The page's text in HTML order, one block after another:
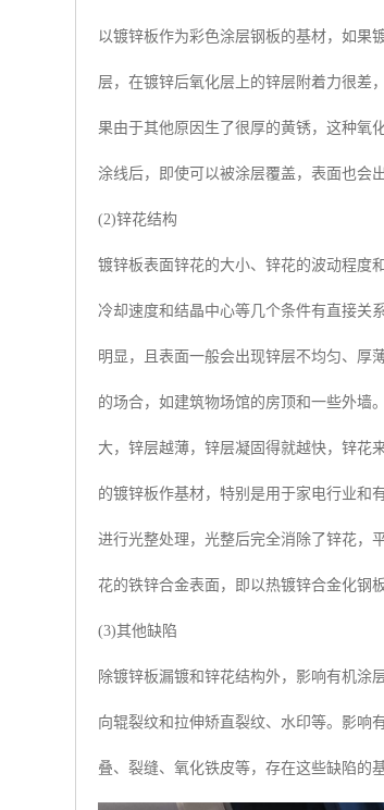
以镀锌板作为彩色涂层钢板的基材，如果
层，在镀锌后氧化层上的锌层附着力很差
果由于其他原因生了很厚的黄锈，这种氧
涂线后，即使可以被涂层覆盖，表面也会
(2)锌花结构
镀锌板表面锌花的大小、锌花的波动程度
冷却速度和结晶中心等几个条件有直接关
明显，且表面一般会出现锌层不均匀、厚
的场合，如建筑物场馆的房顶和一些外墙
大，锌层越薄，锌层凝固得就越快，锌花
的镀锌板作基材，特别是用于家电行业和
进行光整处理，光整后完全消除了锌花，
花的铁锌合金表面，即以热镀锌合金化钢
(3)其他缺陷
除镀锌板漏镀和锌花结构外，影响有机涂
向辊裂纹和拉伸矫直裂纹、水印等。影响
叠、裂缝、氧化铁皮等，存在这些缺陷的